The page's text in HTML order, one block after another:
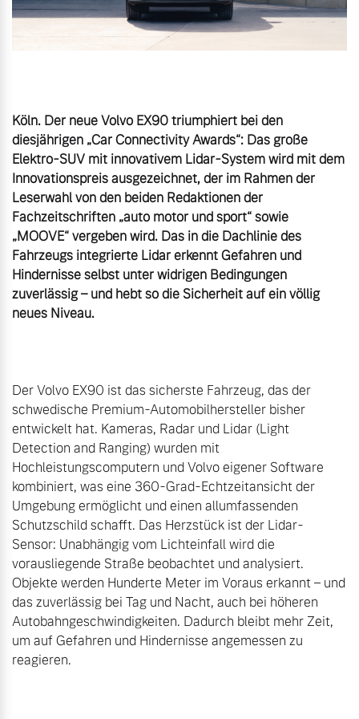
Aktuelle Serviceangebote
Köln. Der neue Volvo EX90 triumphiert bei den
diesjährigen „Car Connectivity Awards“: Das große
Elektro-SUV mit innovativem Lidar-System wird mit dem
Innovationspreis ausgezeichnet, der im Rahmen der
Leserwahl von den beiden Redaktionen der
Fachzeitschriften „auto motor und sport“ sowie
„MOOVE“ vergeben wird. Das in die Dachlinie des
Fahrzeugs integrierte Lidar erkennt Gefahren und
Hindernisse selbst unter widrigen Bedingungen
zuverlässig – und hebt so die Sicherheit auf ein völlig
neues Niveau.
Der Volvo EX90 ist das sicherste Fahrzeug, das der
schwedische Premium-Automobilhersteller bisher
entwickelt hat. Kameras, Radar und Lidar (Light
Detection and Ranging) wurden mit
Hochleistungscomputern und Volvo eigener Software
kombiniert, was eine 360-Grad-Echtzeitansicht der
Umgebung ermöglicht und einen allumfassenden
Schutzschild schafft. Das Herzstück ist der Lidar-
Sensor: Unabhängig vom Lichteinfall wird die
vorausliegende Straße beobachtet und analysiert.
Objekte werden Hunderte Meter im Voraus erkannt – und
das zuverlässig bei Tag und Nacht, auch bei höheren
Autobahngeschwindigkeiten. Dadurch bleibt mehr Zeit,
um auf Gefahren und Hindernisse angemessen zu
reagieren.